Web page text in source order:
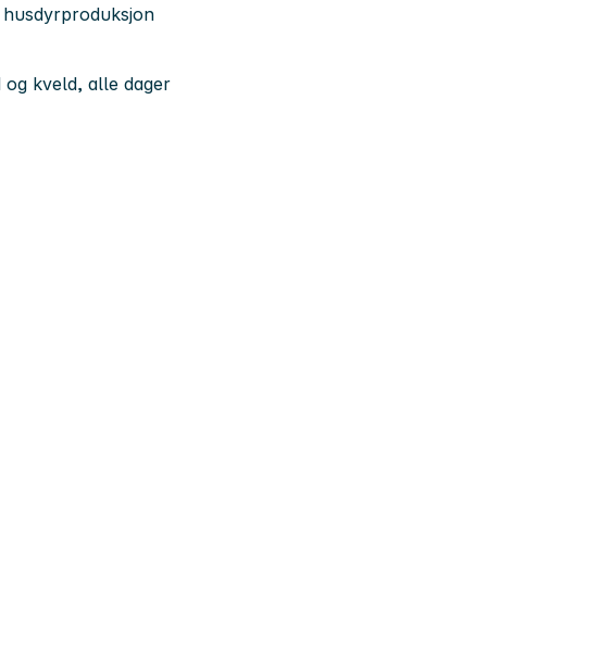
og kveld, alle dager